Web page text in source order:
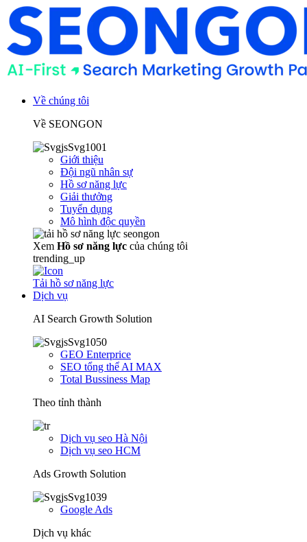
Về chúng tôi
Về SEONGON
Giới thiệu
Đội ngũ nhân sự
Hồ sơ năng lực
Giải thưởng
Tuyển dụng
Mô hình độc quyền
Xem Hồ sơ năng lực của chúng tôi
trending_up
Tải hồ sơ năng lực
Dịch vụ
AI Search Growth Solution
GEO Enterprice
SEO tổng thể AI MAX
Total Bussiness Map
Theo tỉnh thành
Dịch vụ seo Hà Nội
Dịch vụ seo HCM
Ads Growth Solution
Google Ads
Dịch vụ khác